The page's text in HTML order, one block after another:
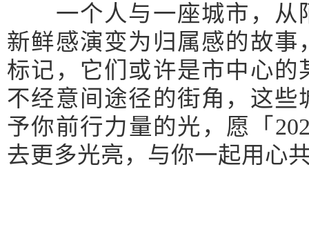
一个人与一座城市，从
新鲜感演变为归属感的故
标记，它们或许是市中心
不经意间途径的街角，这
予你前行力量的光，愿「
去更多光亮，与你一起用心